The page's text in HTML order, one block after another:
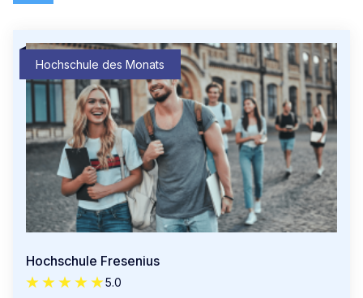
Hochschule des Monats
Hochschule Fresenius
5.0